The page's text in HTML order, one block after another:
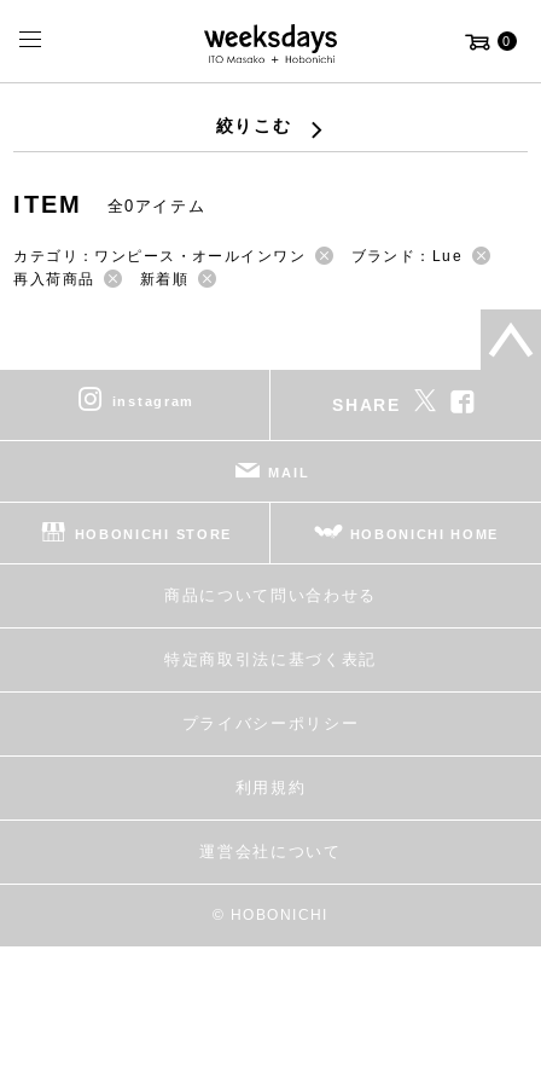
0
絞りこむ
ITEM 全0アイテム
カテゴリ：ワンピース・オールインワン
ブランド：Lue
再入荷商品
新着順
instagram SHARE
MAIL
HOBONICHI STORE HOBONICHI HOME
商品について問い合わせる
特定商取引法に基づく表記
プライバシーポリシー
利用規約
運営会社について
© HOBONICHI